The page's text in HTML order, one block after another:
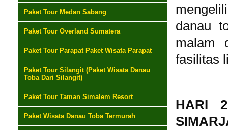
Paket Tour Medan Sabang
Paket Tour Overland Sumatera
Paket Tour Parapat Paket Wisata Parapat
Paket Tour Silangit (Paket Wisata Danau
Toba Dari Silangit)
Paket Tour Taman Simalem Resort
Paket Wisata Danau Toba Termurah
danau
malam
fasilitas
HARI